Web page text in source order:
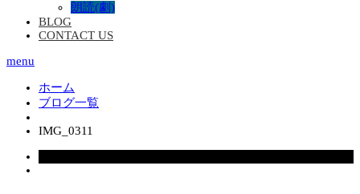
朗読(劇)
BLOG
CONTACT US
menu
ホーム
ブログ一覧
IMG_0311